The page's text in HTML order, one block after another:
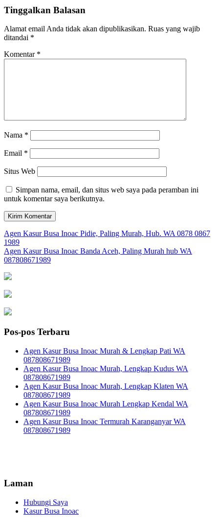
Tinggalkan Balasan
Alamat email Anda tidak akan dipublikasikan. Ruas yang wajib
ditandai *
Komentar *
Nama *
Email *
Situs Web
Simpan nama, email, dan situs web saya pada peramban ini
untuk komentar saya berikutnya.
Navigasi
pos
Agen Kasur Busa Inoac Pidie, Paling Murah, Hub. WA 0878 0867
1989
Agen Kasur Busa Inoac Banda Aceh, Paling Murah hub WA
087808671989
Pos-pos Terbaru
Agen Kasur Busa Inoac Murah & Lengkap Pati WA
087808671989
Agen Kasur Busa Inoac Murah, Lengkap Kudus WA
087808671989
Agen Kasur Busa Inoac Murah, Lengkap Klaten WA
087808671989
Agen Kasur Busa Inoac Murah Lengkap Kendal WA
087808671989
Agen Kasur Busa Inoac Termurah Karanganyar WA
087808671989
Laman
Hubungi Saya
Kasur Busa Inoac